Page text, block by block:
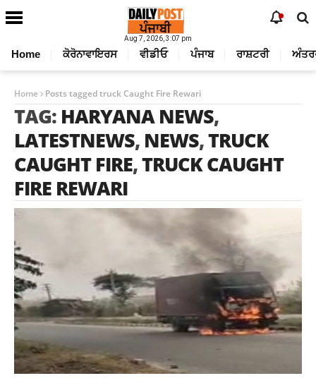
Aug 7, 2026, 3:07 pm
Home ਕੋਰੋਨਾਵਾਇਰਸ ਵੀਡੀਓ ਪੰਜਾਬ ਰਾਸ਼ਟਰੀ
Home Posts tagged truck Caught Fire Rewari
TAG: HARYANA NEWS,
LATESTNEWS, NEWS,TRUCK
CAUGHT FIRE,TRUCK CAUGHT
FIRE REWARI